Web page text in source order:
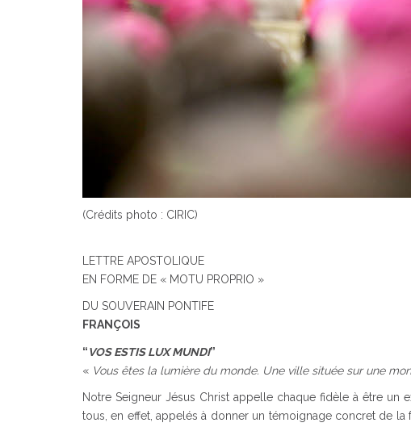
(Crédits photo : CIRIC)
LETTRE APOSTOLIQUE
EN FORME DE « MOTU PROPRIO »
DU SOUVERAIN PONTIFE
FRANÇOIS
“VOS ESTIS LUX MUNDI”
« Vous êtes la lumière du monde. Une ville située sur une
Notre Seigneur Jésus Christ appelle chaque fidèle à être un
tous, en effet, appelés à donner un témoignage concret de